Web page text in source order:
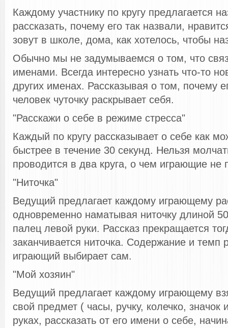
Каждому участнику по кругу предлагается
рассказать, почему его так назвали,
зовут в школе, дома, как хотелось, чтобы
Обычно мы не задумываемся о том, что
именами. Всегда интересно узнать что-то
других именах. Рассказывая о том, почему
человек чуточку раскрывает себя.
"Расскажи о себе в режиме стресса"
Каждый по кругу рассказывает о себе как
быстрее в течение 30 секунд. Нельзя
проводится в два круга, о чем играющие не
"Ниточка"
Ведущий предлагает каждому играющему
одновременно наматывая ниточку длиной
палец левой руки. Рассказ прекращается
заканчивается ниточка. Содержание и темп
играющий выбирает сам.
"Мой хозяин"
Ведущий предлагает каждому играющему
свой предмет ( часы, ручку, колечко, значок
руках, рассказать от его имени о себе,